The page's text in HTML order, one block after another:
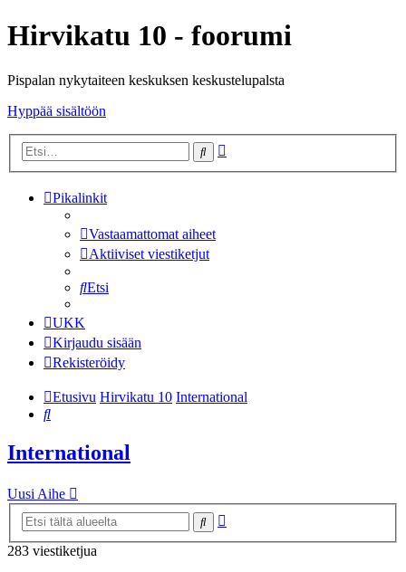
Hirvikatu 10 - foorumi
Pispalan nykytaiteen keskuksen keskustelupalsta
Hyppää sisältöön
Etsi
Pikalinkit
Vastaamattomat aiheet
Aktiiviset viestiketjut
Etsi
UKK
Kirjaudu sisään
Rekisteröidy
Etusivu Hirvikatu 10 International
Etsi
International
Uusi Aihe
Etsi
283 viestiketjua